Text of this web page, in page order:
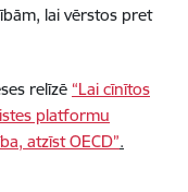
lai vērstos pret
relīzē “Lai cīnītos
platformu
atzīst OECD”.